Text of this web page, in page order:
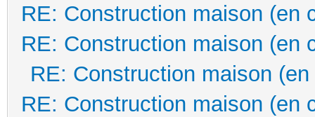
RE: Construction maison (en
RE: Construction maison (en
RE: Construction maison
RE: Construction maison (en